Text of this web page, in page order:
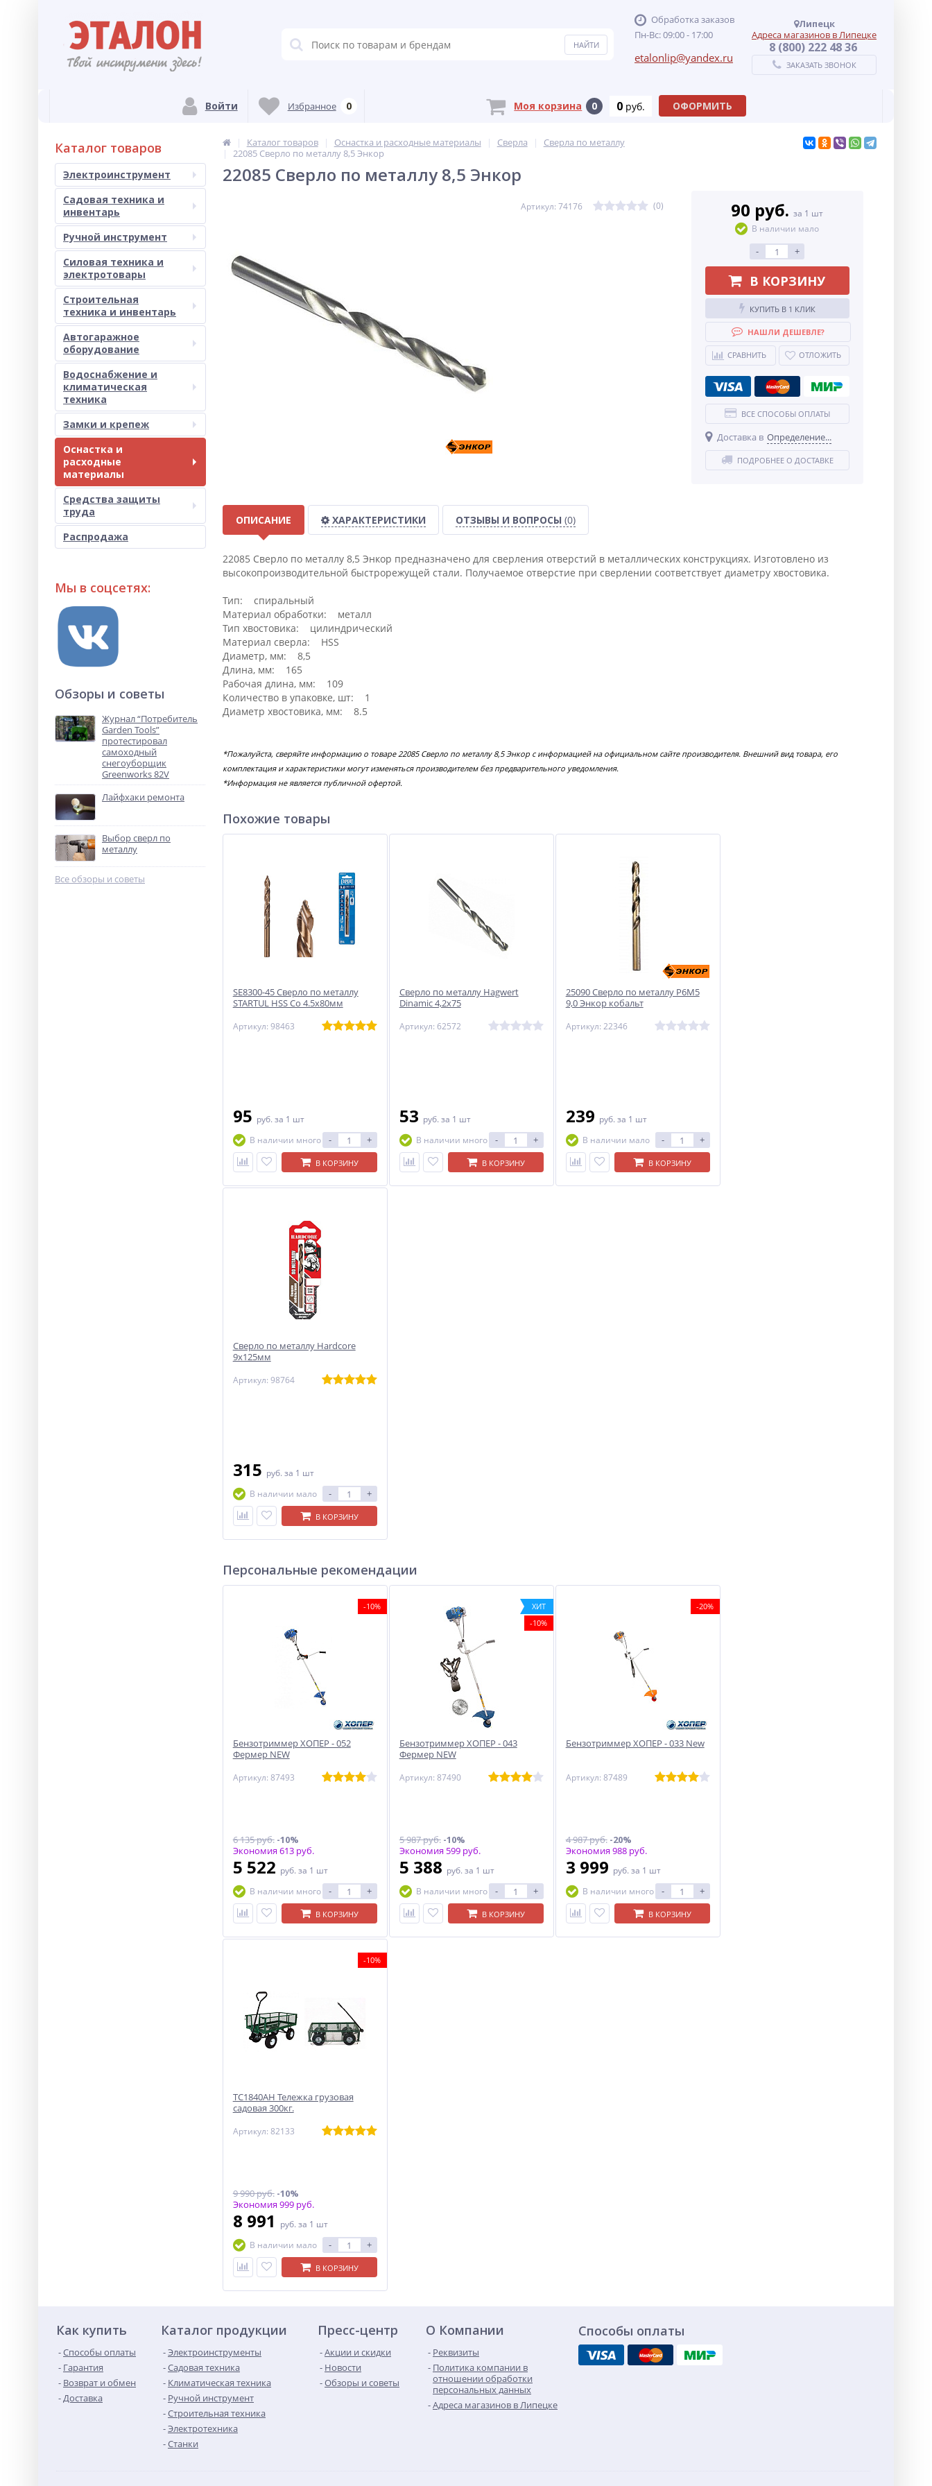
Обработка заказов
Пн-Вс: 09:00 - 17:00
etalonlip@yandex.ru
Липецк
Адреса магазинов в Липецке
8 (800) 222 48 36
ЗАКАЗАТЬ ЗВОНОК
Войти Избранное 0 Моя корзина 0 0 руб. ОФОРМИТЬ
Каталог товаров
Электроинструмент
Садовая техника и
инвентарь
Ручной инструмент
Силовая техника и
электротовары
Строительная
техника и инвентарь
Автогаражное
оборудование
Водоснабжение и
климатическая
техника
Замки и крепеж
Оснастка и
расходные
материалы
Средства защиты
труда
Распродажа
Мы в соцсетях:
Обзоры и советы
Журнал “Потребитель
Garden Tools”
протестировал
самоходный
снегоуборщик
Greenworks 82V
Лайфхаки ремонта
Выбор сверл по
металлу
Все обзоры и советы
Каталог товаров Оснастка и расходные материалы Сверла
Сверла по металлу
22085 Сверло по металлу 8,5 Энкор
22085 Сверло по металлу 8,5 Энкор
Артикул: 74176 (0) 90 руб.за 1 шт
В наличии мало
- +
В КОРЗИНУ
КУПИТЬ В 1 КЛИК
НАШЛИ ДЕШЕВЛЕ?
СРАВНИТЬ ОТЛОЖИТЬ
ВСЕ СПОСОБЫ ОПЛАТЫ
Доставка в Определение...
ПОДРОБНЕЕ О ДОСТАВКЕ
ОПИСАНИЕ ХАРАКТЕРИСТИКИ ОТЗЫВЫ И ВОПРОСЫ (0)
22085 Сверло по металлу 8,5 Энкор предназначено для сверления отверстий в металлических конструкциях. Изготовлено из
высокопроизводительной быстрорежущей стали. Получаемое отверстие при сверлении соответствует диаметру хвостовика.
Тип: спиральный
Материал обработки: металл
Тип хвостовика: цилиндрический
Материал сверла: HSS
Диаметр, мм: 8,5
Длина, мм: 165
Рабочая длина, мм: 109
Количество в упаковке, шт: 1
Диаметр хвостовика, мм: 8.5
*Пожалуйста, сверяйте информацию о товаре 22085 Сверло по металлу 8,5 Энкор с информацией на официальном сайте производителя. Внешний вид товара, его
комплектация и характеристики могут изменяться производителем без предварительного уведомления.
*Информация не является публичной офертой.
Похожие товары
SE8300-45 Сверло по металлу
STARTUL HSS Co 4.5х80мм
Артикул: 98463
95 руб. за 1 шт
В наличии много
- +
В КОРЗИНУ
Сверло по металлу Hagwert
Dinamic 4,2х75
Артикул: 62572
53 руб. за 1 шт
В наличии много
- +
В КОРЗИНУ
25090 Сверло по металлу Р6М5
9,0 Энкор кобальт
Артикул: 22346
239 руб. за 1 шт
В наличии мало
- +
В КОРЗИНУ
Сверло по металлу Hardcore
9х125мм
Артикул: 98764
315 руб. за 1 шт
В наличии мало
- +
В КОРЗИНУ
Персональные рекомендации
-10%
Бензотриммер ХОПЕР - 052
Фермер NEW
Артикул: 87493
6 135 руб.-10%
Экономия 613 руб.
5 522 руб. за 1 шт
В наличии много
- +
В КОРЗИНУ
ХИТ
-10%
Бензотриммер ХОПЕР - 043
Фермер NEW
Артикул: 87490
5 987 руб.-10%
Экономия 599 руб.
5 388 руб. за 1 шт
В наличии много
- +
В КОРЗИНУ
-20%
Бензотриммер ХОПЕР - 033 New
Артикул: 87489
4 987 руб.-20%
Экономия 988 руб.
3 999 руб. за 1 шт
В наличии много
- +
В КОРЗИНУ
-10%
ТС1840АН Тележка грузовая
садовая 300кг.
Артикул: 82133
9 990 руб.-10%
Экономия 999 руб.
8 991 руб. за 1 шт
В наличии мало
- +
В КОРЗИНУ
Как купить
Способы оплаты
Гарантия
Возврат и обмен
Доставка
Каталог продукции
Электроинструменты
Садовая техника
Климатическая техника
Ручной инструмент
Строительная техника
Электротехника
Станки
Пресс-центр
Акции и скидки
Новости
Обзоры и советы
О Компании
Реквизиты
Политика компании в
отношении обработки
персональных данных
Адреса магазинов в Липецке
Способы оплаты